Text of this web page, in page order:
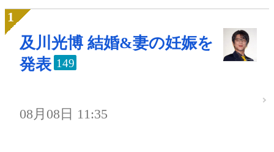
及川光博 結婚&妻の妊娠を
発表 149
08月08日 11:35